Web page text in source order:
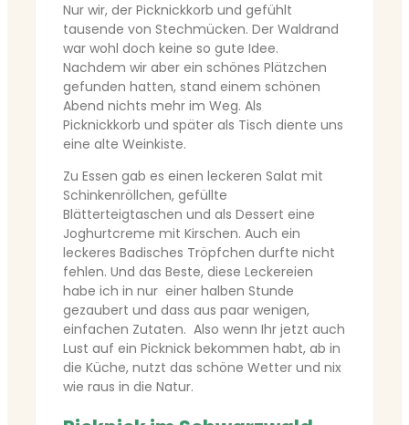
Nur wir, der Picknickkorb und gefühlt
tausende von Stechmücken. Der Waldrand
war wohl doch keine so gute Idee.
Nachdem wir aber ein schönes Plätzchen
gefunden hatten, stand einem schönen
Abend nichts mehr im Weg. Als
Picknickkorb und später als Tisch diente uns
eine alte Weinkiste.
Zu Essen gab es einen leckeren Salat mit
Schinkenröllchen, gefüllte
Blätterteigtaschen und als Dessert eine
Joghurtcreme mit Kirschen. Auch ein
leckeres Badisches Tröpfchen durfte nicht
fehlen. Und das Beste, diese Leckereien
habe ich in nur einer halben Stunde
gezaubert und dass aus paar wenigen,
einfachen Zutaten. Also wenn Ihr jetzt auch
Lust auf ein Picknick bekommen habt, ab in
die Küche, nutzt das schöne Wetter und nix
wie raus in die Natur.